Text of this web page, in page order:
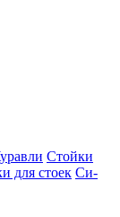
Стойки
для стоек Си-